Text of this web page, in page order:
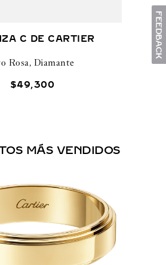
C DE CARTIER
Rosa, Diamante
$49,300
MÁS VENDIDOS